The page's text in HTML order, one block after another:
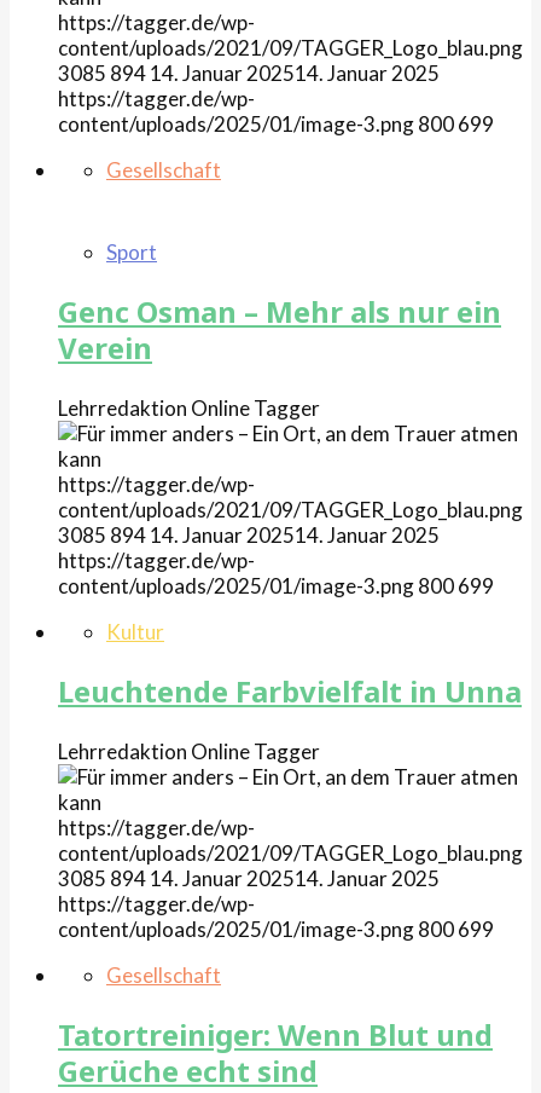
https://tagger.de/wp-
content/uploads/2021/09/TAGGER_Logo_blau.png
3085 89414. Januar 202514. Januar 2025
https://tagger.de/wp-
content/uploads/2025/01/image-3.png800699
Gesellschaft
Sport
Genc Osman – Mehr als nur ein
Verein
Lehrredaktion OnlineTagger
https://tagger.de/wp-
content/uploads/2021/09/TAGGER_Logo_blau.png
3085 89414. Januar 202514. Januar 2025
https://tagger.de/wp-
content/uploads/2025/01/image-3.png800699
Kultur
Leuchtende Farbvielfalt in Unna
Lehrredaktion OnlineTagger
https://tagger.de/wp-
content/uploads/2021/09/TAGGER_Logo_blau.png
3085 89414. Januar 202514. Januar 2025
https://tagger.de/wp-
content/uploads/2025/01/image-3.png800699
Gesellschaft
Tatortreiniger: Wenn Blut und
Gerüche echt sind